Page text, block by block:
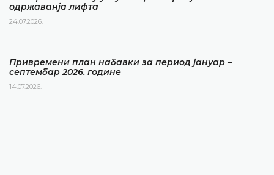
одржаванја лифта
24.07.2026.
Привремени план набавки за период јануар –
септембар 2026. године
14.07.2026.